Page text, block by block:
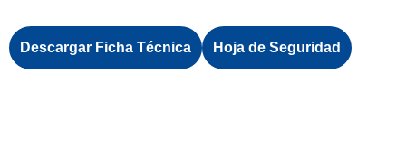
Descargar Ficha Técnica Hoja de Seguridad